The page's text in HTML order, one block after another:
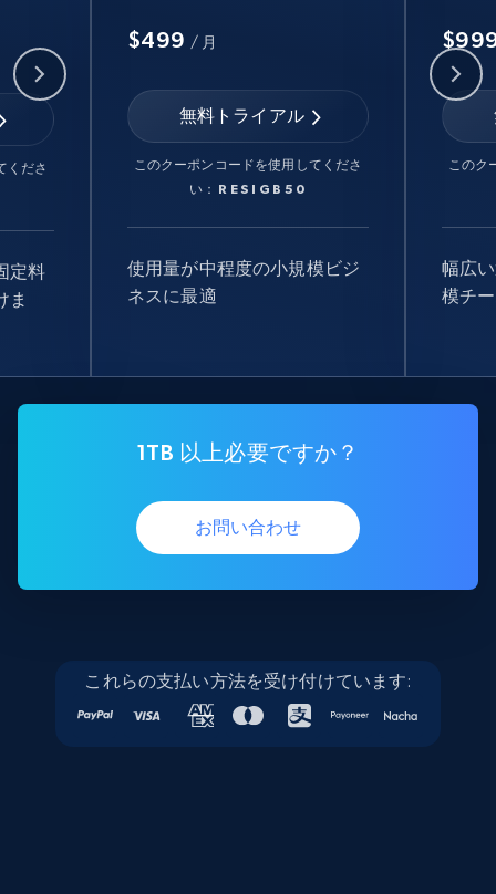
くださ
定料
ま
$499 / 月
無料トライアル
このクーポンコードを使用してくださ
い：
RESIGB50
使用量が中程度の小規模ビジ
ネスに最適
このク
幅広
模チ
1TB 以上必要ですか？
お問い合わせ
これらの支払い方法を受け付けています: